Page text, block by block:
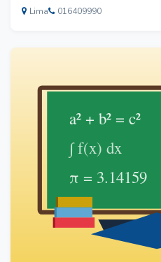
tradicional: Por un lado, «Andy» ofrece sencillez. Las
re
Lima 016409990